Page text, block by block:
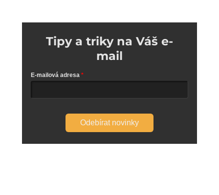
Tipy a triky na Váš e-
mail
E-mailová adresa
Odebírat novinky